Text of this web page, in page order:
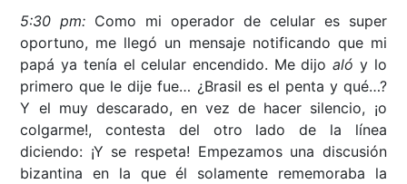
5:30 pm: Como mi operador de celular es super
oportuno, me llegó un mensaje notificando que mi
papá ya tenía el celular encendido. Me dijoaló y lo
primero que le dije fue… ¿Brasil es el penta y qué…?
Y el muy descarado, en vez de hacer silencio, ¡o
colgarme!, contesta del otro lado de la línea
diciendo: ¡Y se respeta! Empezamos una discusión
bizantina en la que él solamente rememoraba la